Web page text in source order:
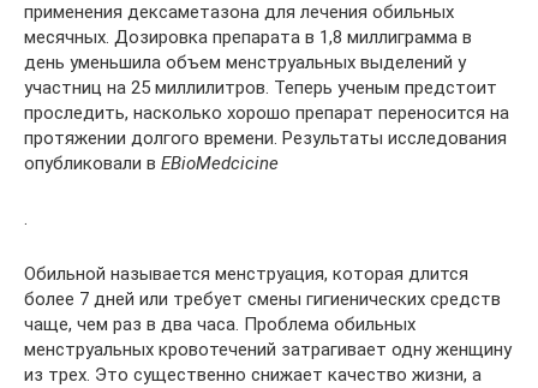
применения дексаметазона для лечения обильных
месячных. Дозировка препарата в 1,8 миллиграмма в
день уменьшила объем менструальных выделений у
участниц на 25 миллилитров. Теперь ученым предстоит
проследить, насколько хорошо препарат переносится на
протяжении долгого времени. Результаты исследования
опубликовали в EBioMedcicine
.
Обильной называется менструация, которая длится
более 7 дней или требует смены гигиенических средств
чаще, чем раз в два часа. Проблема обильных
менструальных кровотечений затрагивает одну женщину
из трех. Это существенно снижает качество жизни, а